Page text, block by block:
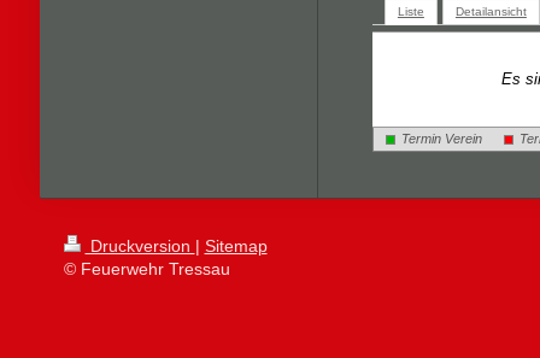
Liste Detailansicht
Es
Termin Verein
Druckversion | Sitemap
© Feuerwehr Tressau